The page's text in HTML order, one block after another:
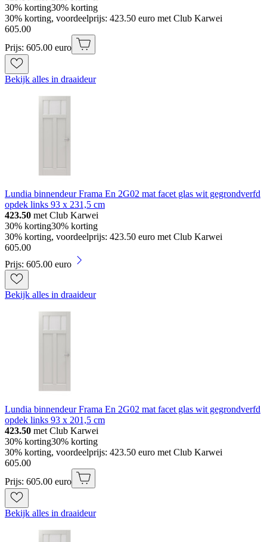
30% korting30% korting
30% korting, voordeelprijs: 423.50 euro met Club Karwei
605.00
Prijs: 605.00 euro
Bekijk alles in draaideur
Lundia binnendeur Frama En 2G02 mat facet glas wit gegrondverfd
opdek links 93 x 231,5 cm
423.50 met Club Karwei
30% korting30% korting
30% korting, voordeelprijs: 423.50 euro met Club Karwei
605.00
Prijs: 605.00 euro
Bekijk alles in draaideur
Lundia binnendeur Frama En 2G02 mat facet glas wit gegrondverfd
opdek links 93 x 201,5 cm
423.50 met Club Karwei
30% korting30% korting
30% korting, voordeelprijs: 423.50 euro met Club Karwei
605.00
Prijs: 605.00 euro
Bekijk alles in draaideur